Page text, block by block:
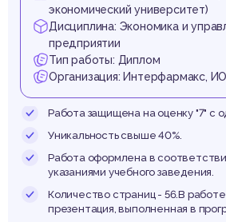
экономический университет)
Дисциплина: Экономика и
предприятии
Тип работы: Диплом
Организация: Интерфармакс,
Работа защищена на оценку "7" с
Уникальность свыше 40%.
Работа оформлена в
указаниями учебного заведения.
Количество страниц - 56.В
презентация, выполненная в